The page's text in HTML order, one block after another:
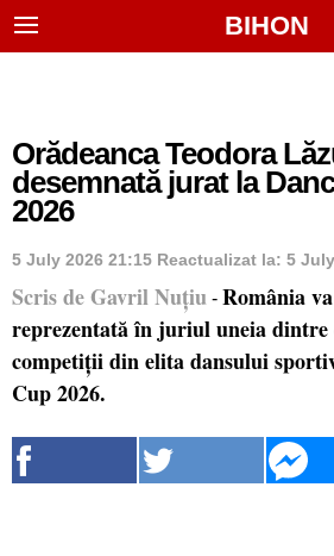
BIHON
Orădeanca Teodora
desemnată jurat la
2026
5 July 2026 21:15 Reactualizat la: 5
Scris de Gavril Nuțiu - România
reprezentată în juriul uneia dintre
competiții din elita dansului
Cup 2026.